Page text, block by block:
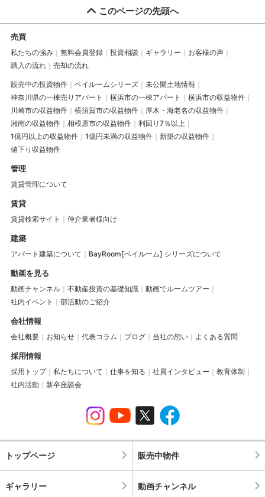
このページの先頭へ
売買
私たちの強み 無料会員登録 投資相談 ギャラリー
お客様の声
購入の流れ
売却の流れ
販売中の投資物件 ベイルームシリーズ
未公開土地情報
神奈川県の一棟売りアパート
横浜市の一棟アパート
横浜市の収益物件
川崎市の収益物件
横須賀市の収益物件
厚木・海老名の収益物件
湘南の収益物件
相模原市の収益物件
利回り7％以上
1億円以上の収益物件
1億円未満の収益物件
新築の収益物件
値下り収益物件
管理
賃貸管理について
賃貸
賃貸検索サイト 仲介業者様向け
建築
アパート建築について BayRoom[ベイルーム] シリーズについて
動画を見る
動画チャンネル 不動産投資の基礎知識
動画でルームツアー
社内イベント
部活動のご紹介
会社情報
会社概要 お知らせ 代表コラム ブログ 当社の想い よくある質問
採用情報
採用トップ 私たちについて 仕事を知る 社員インタビュー
教育体制
社内活動
新卒座談会
トップページ 販売中物件
ギャラリー 動画チャンネル